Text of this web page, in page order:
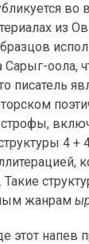
во
из
Сарыг-оола,
писатель
строфы,
4 +
жанрам
этот напев